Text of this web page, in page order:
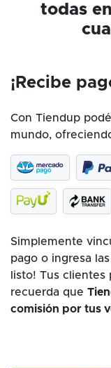
todas
¡Recibe
Con Tiendup
mundo,
Simplemente
pago o ingresa
listo! Tus
recuerda que
comisión por tus